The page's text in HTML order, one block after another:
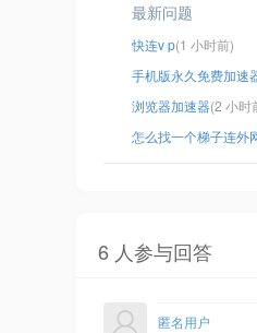
最新问题
快连v p(1 小时前)
手机版永久免费加速
浏览器加速器(2 小时
怎么找一个梯子连外
6 人参与回答
匿名用户